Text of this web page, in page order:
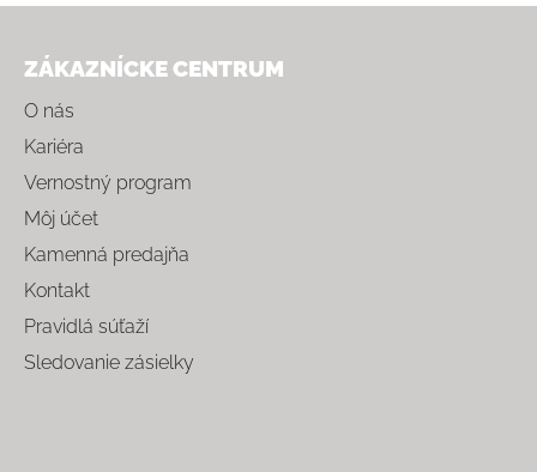
ZÁKAZNÍCKE CENTRUM
O nás
Kariéra
Vernostný program
Môj účet
Kamenná predajňa
Kontakt
Pravidlá súťaží
Sledovanie zásielky